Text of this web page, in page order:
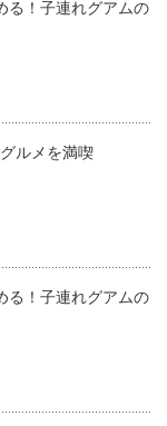
る！子連れグアムの
ルメを満喫
る！子連れグアムの